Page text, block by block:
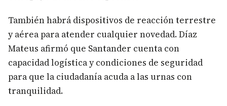
También habrá dispositivos de reacción terrestre
y aérea para atender cualquier novedad. Díaz
Mateus afirmó que Santander cuenta con
capacidad logística y condiciones de seguridad
para que la ciudadanía acuda a las urnas con
tranquilidad.